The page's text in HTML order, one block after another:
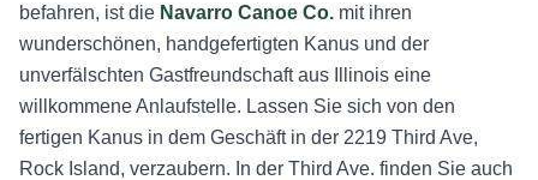
befahren, ist die Navarro Canoe Co. mit ihren
wunderschönen, handgefertigten Kanus und der
unverfälschten Gastfreundschaft aus Illinois eine
willkommene Anlaufstelle. Lassen Sie sich von den
fertigen Kanus in dem Geschäft in der 2219 Third Ave,
Rock Island, verzaubern. In der Third Ave. finden Sie auch